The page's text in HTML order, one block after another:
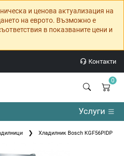
и ценова актуализация на
на еврото. Възможно е
в показваните цени и
Контакти
0
Услуги
Хладилник Bosch KGF56PIDP